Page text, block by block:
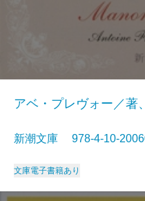
アベ・プレヴォー／著
新潮文庫 978-4-10-
文庫電子書籍あり